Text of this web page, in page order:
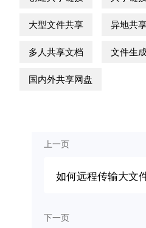
大型文件共享 异地共
多人共享文档 文件生
国内外共享网盘
上一页
如何远程传输大文
下一页